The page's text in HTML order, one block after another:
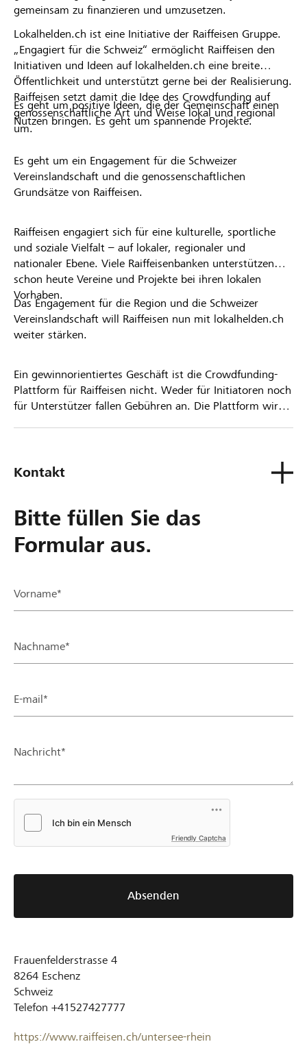
gemeinsam zu finanzieren und umzusetzen.
Lokalhelden.ch ist eine Initiative der Raiffeisen Gruppe.
„Engagiert für die Schweiz“ ermöglicht Raiffeisen den
Initiativen und Ideen auf lokalhelden.ch eine breite
Öffentlichkeit und unterstützt gerne bei der Realisierung.
Raiffeisen setzt damit die Idee des Crowdfunding auf
genossenschaftliche Art und Weise lokal und regional
um.
Es geht um positive Ideen, die der Gemeinschaft einen
Nutzen bringen. Es geht um spannende Projekte.
Es geht um ein Engagement für die Schweizer
Vereinslandschaft und die genossenschaftlichen
Grundsätze von Raiffeisen.
Raiffeisen engagiert sich für eine kulturelle, sportliche
und soziale Vielfalt – auf lokaler, regionaler und
nationaler Ebene. Viele Raiffeisenbanken unterstützen
schon heute Vereine und Projekte bei ihren lokalen
Vorhaben.
Das Engagement für die Region und die Schweizer
Vereinslandschaft will Raiffeisen nun mit lokalhelden.ch
weiter stärken.
Ein gewinnorientiertes Geschäft ist die Crowdfunding-
Plattform für Raiffeisen nicht. Weder für Initiatoren noch
für Unterstützer fallen Gebühren an. Die Plattform wird
Kontakt
Bitte füllen Sie das
Formular aus.
Vorname*
Nachname*
E-mail*
Nachricht*
Friendly Captcha
Absenden
Frauenfelderstrasse 4
8264 Eschenz
Schweiz
Telefon +41527427777
https://www.raiffeisen.ch/untersee-rhein